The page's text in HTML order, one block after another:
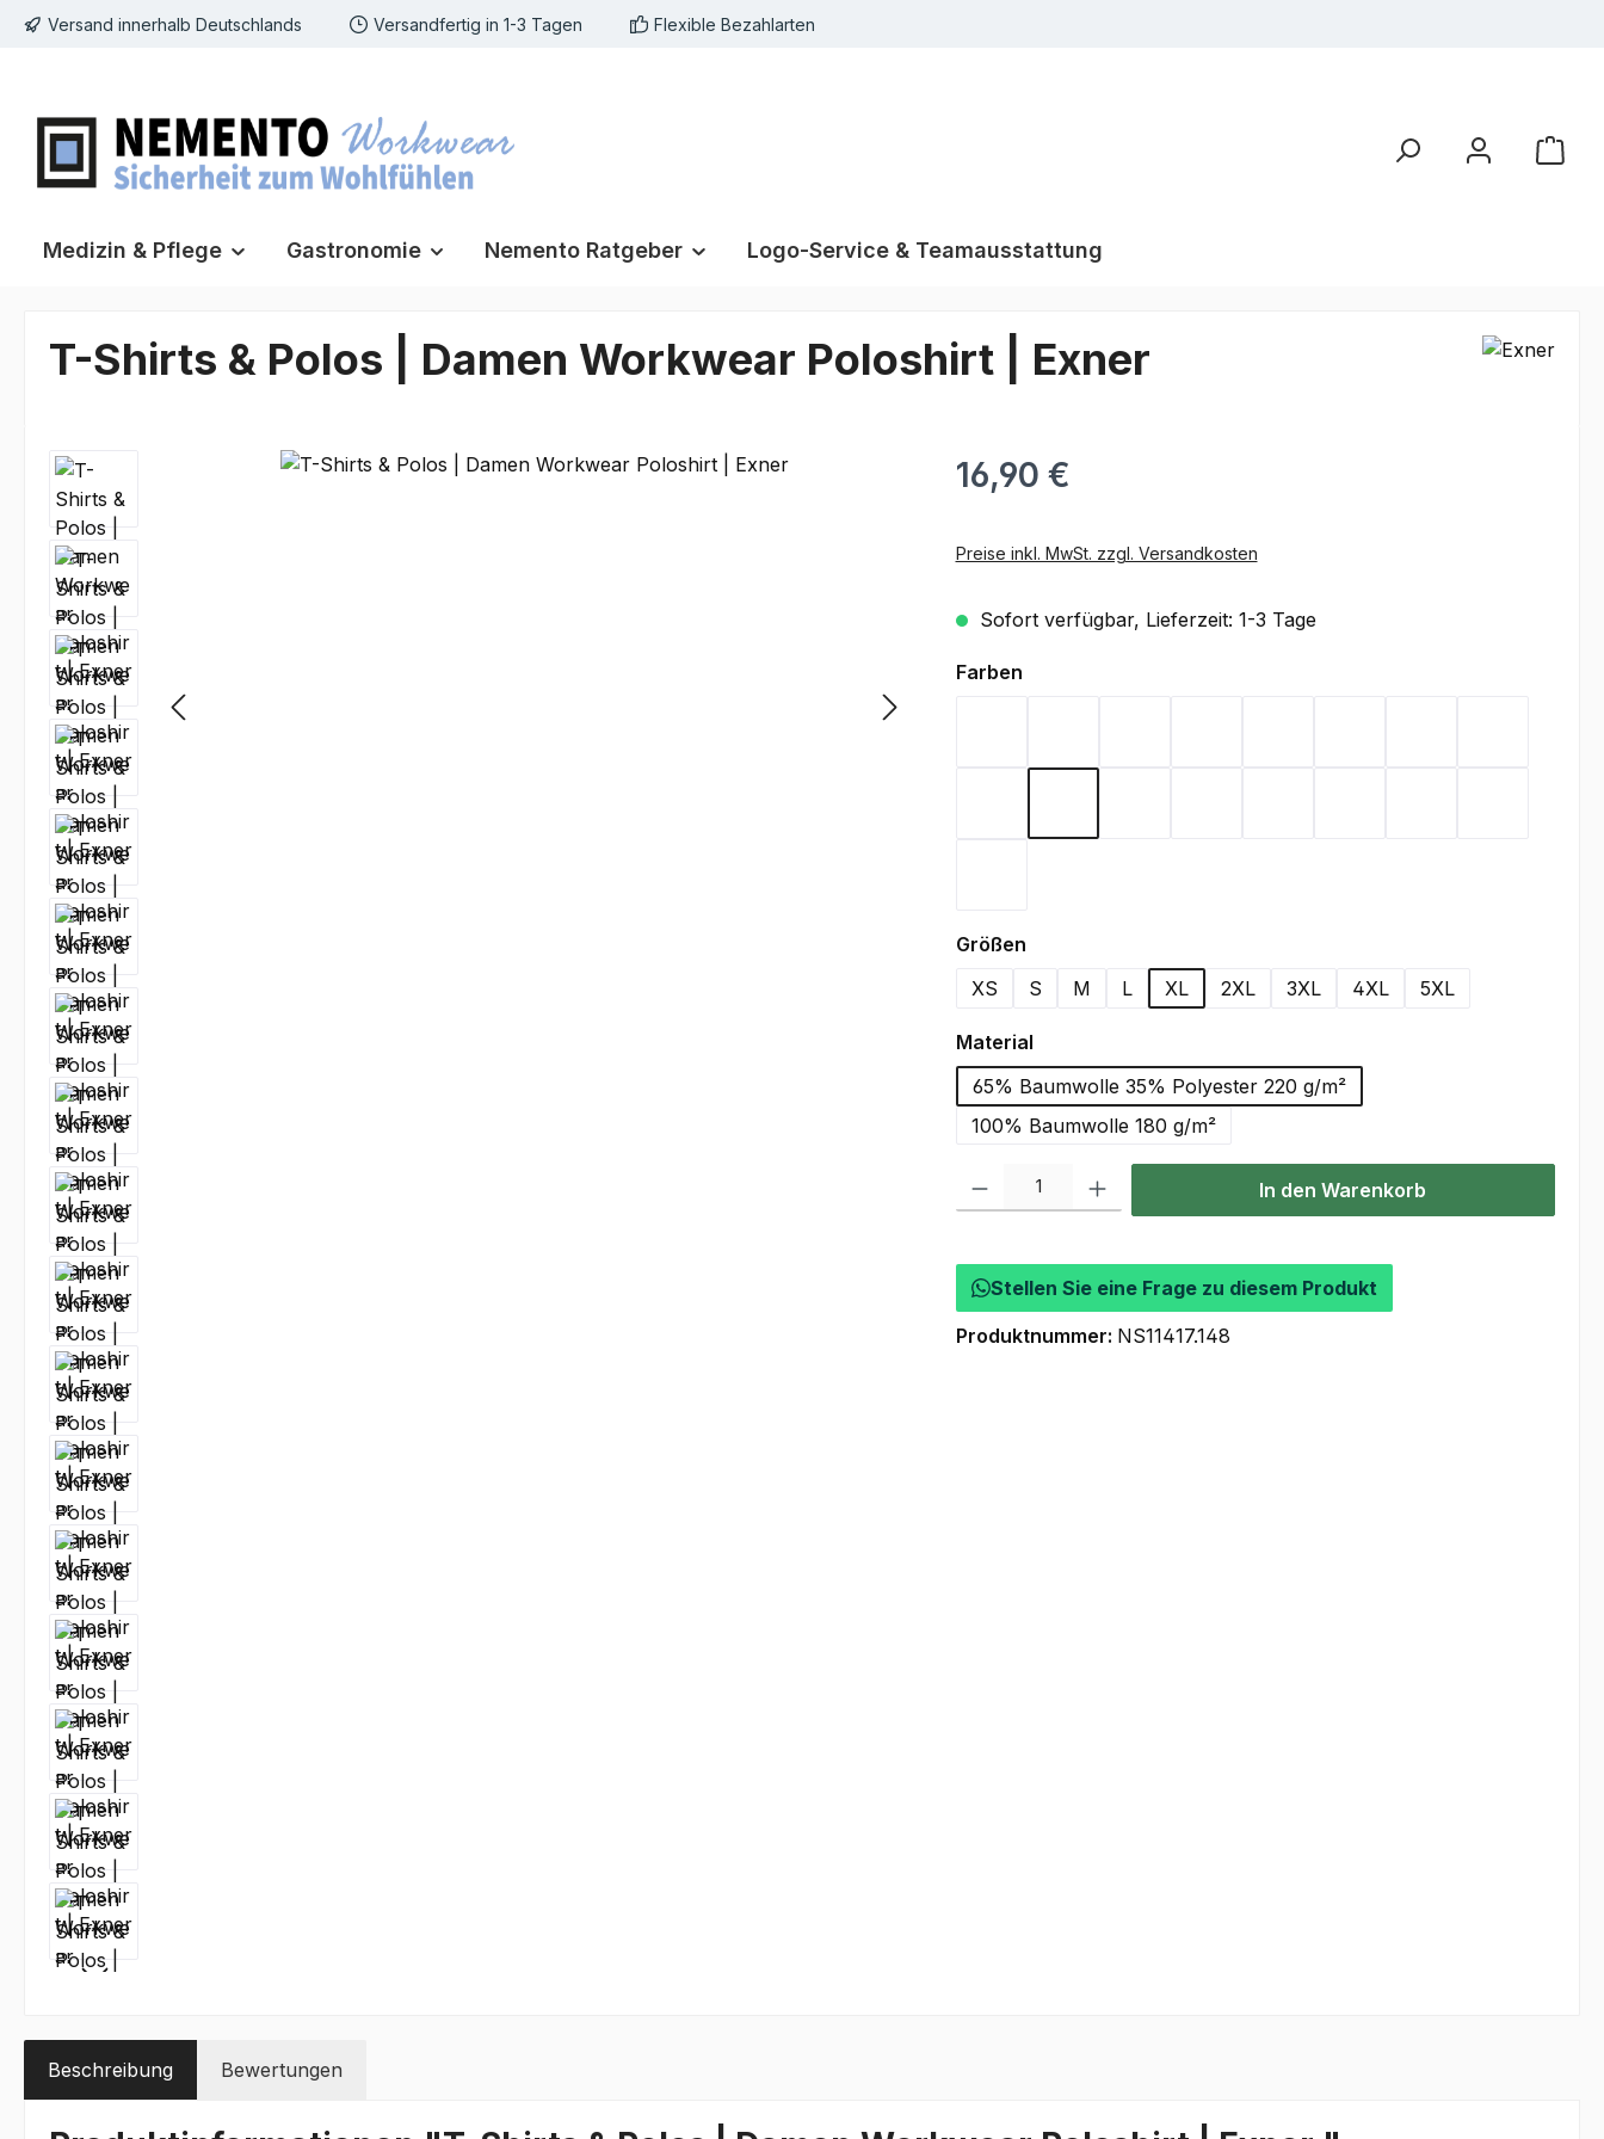
Hauptinhalt springen
Zur Suche springen
Zur Hauptnavigation springen
Versand innerhalb Deutschlands Versandfertig in 1-3 Tagen Flexible Bezahlarten
Medizin & Pflege Gastronomie Nemento Ratgeber Logo-Service & Teamausstattung
T-Shirts & Polos | Damen Workwear Poloshirt | Exner
Bildergalerie überspringen 16,90 €
Preise inkl. MwSt. zzgl. Versandkosten
Sofort verfügbar, Lieferzeit: 1-3 Tage
Farbenauswählen
Größenauswählen
XS
S M L XL 2XL 3XL 4XL 5XL
Materialauswählen
65% Baumwolle 35% Polyester 220 g/m²
100% Baumwolle 180 g/m²
Produkt Anzahl: Gib den gewünschten Wert ein oder benutze die Schaltflächen
In den Warenkorb
Stellen Sie eine Frage zu diesem Produkt
Produktnummer: NS11417.148
Beschreibung Bewertungen